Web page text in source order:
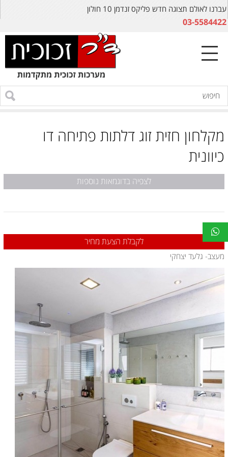
עברנו לאולם תצוגה חדש פליקס זנדמן 10 חולון
03-5584422
מקלחון חזית זוג דלתות פתיחה דו
כיוונית
לצפיה בדוגמאות נוספות
לקבלת הצעת מחיר
מעצב- גלעד יצחקי